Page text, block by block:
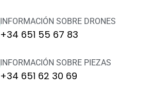
INFORMACIÓN SOBRE DRONES
+34 651 55 67 83
INFORMACIÓN SOBRE PIEZAS
+34 651 62 30 69